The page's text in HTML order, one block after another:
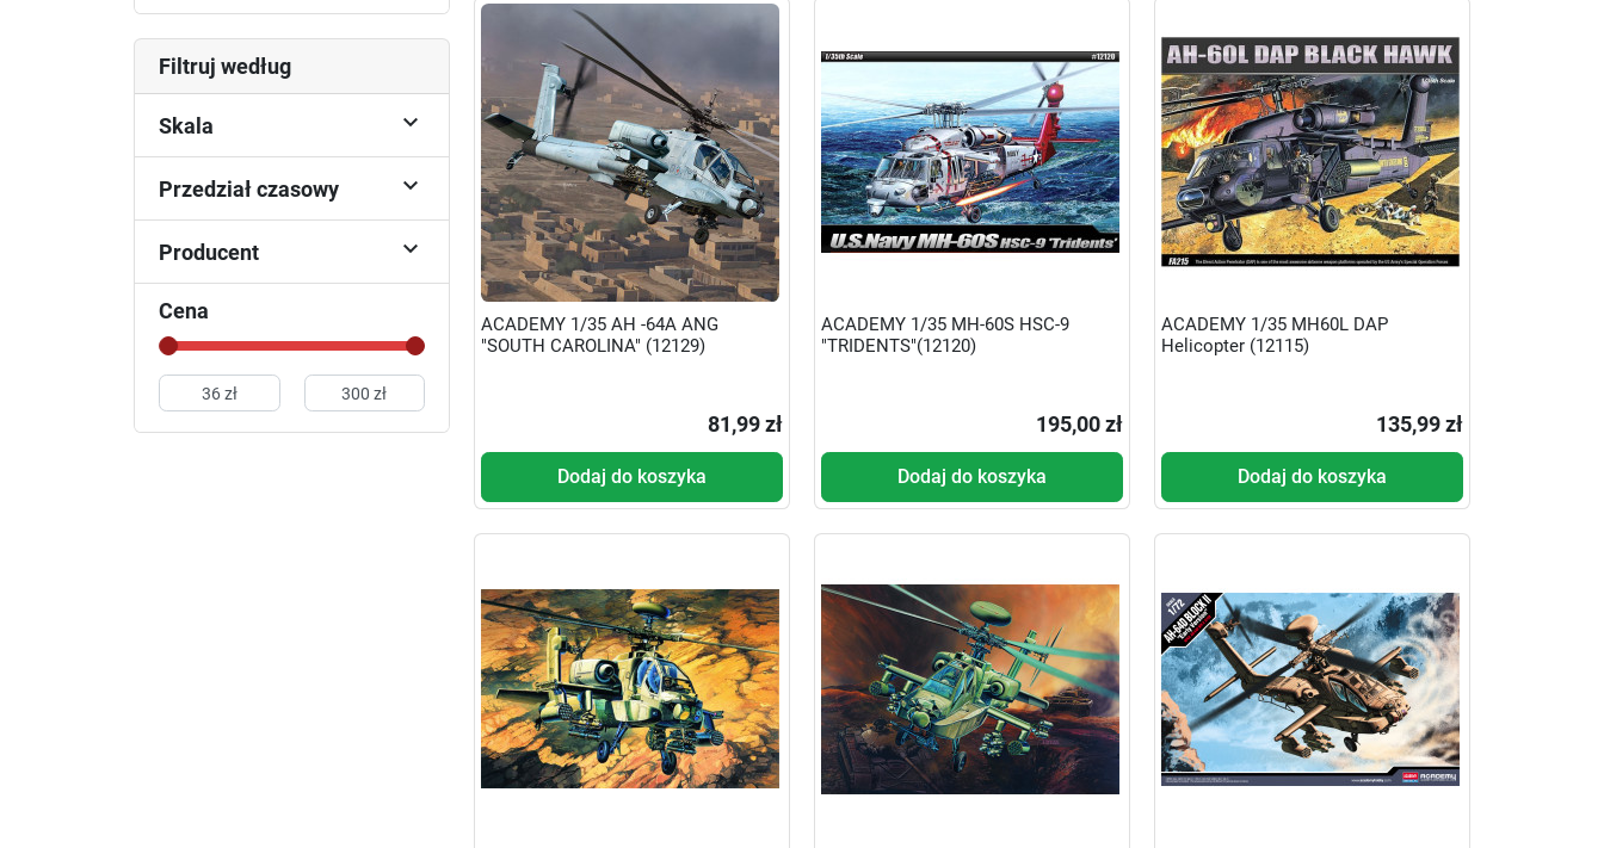
Filtruj według
Skala 
Przedział czasowy 
Producent 
Cena
ACADEMY 1/35 AH -64A ANG
"SOUTH CAROLINA" (12129)
81,99 zł
Dodaj do koszyka
ACADEMY 1/35 MH-60S HSC-9
"TRIDENTS"(12120)
195,00 zł
Dodaj do koszyka
ACADEMY 1/35 MH60L DAP
Helicopter (12115)
135,99 zł
Dodaj do koszyka